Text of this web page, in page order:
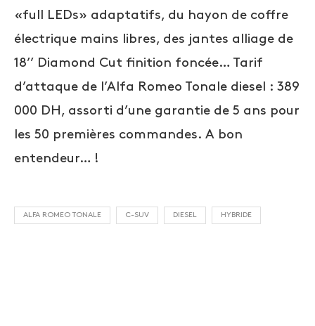
«full LEDs» adaptatifs, du hayon de coffre
électrique mains libres, des jantes alliage de
18’’ Diamond Cut finition foncée… Tarif
d’attaque de l’Alfa Romeo Tonale diesel : 389
000 DH, assorti d’une garantie de 5 ans pour
les 50 premières commandes. A bon
entendeur… !
ALFA ROMEO TONALE C-SUV DIESEL HYBRIDE